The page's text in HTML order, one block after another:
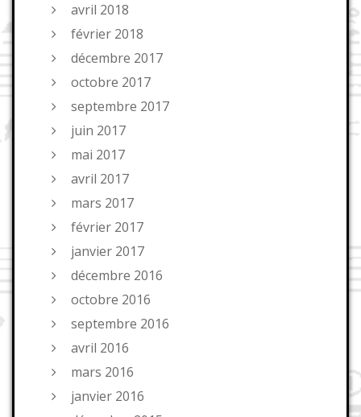
avril 2018
février 2018
décembre 2017
octobre 2017
septembre 2017
juin 2017
mai 2017
avril 2017
mars 2017
février 2017
janvier 2017
décembre 2016
octobre 2016
septembre 2016
avril 2016
mars 2016
janvier 2016